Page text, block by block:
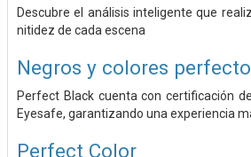
Descubre el análisis inteligente que
nitidez de cada escena
Negros y colores
Perfect Black cuenta con certificación
Eyesafe, garantizando una experiencia
Perfect Color